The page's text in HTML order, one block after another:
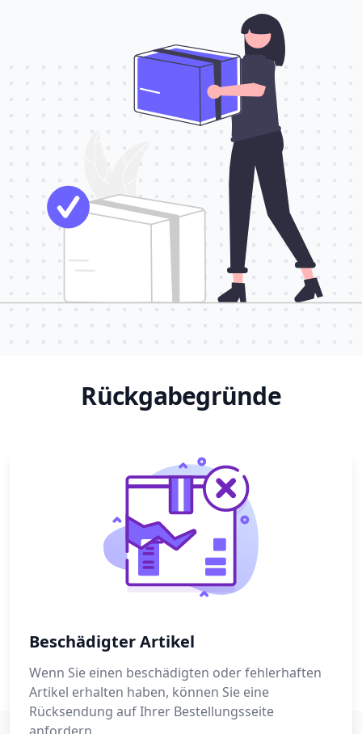
Rückgabegründe
Beschädigter Artikel
Wenn Sie einen beschädigten oder fehlerhaften
Artikel erhalten haben, können Sie eine
Rücksendung auf Ihrer Bestellungsseite